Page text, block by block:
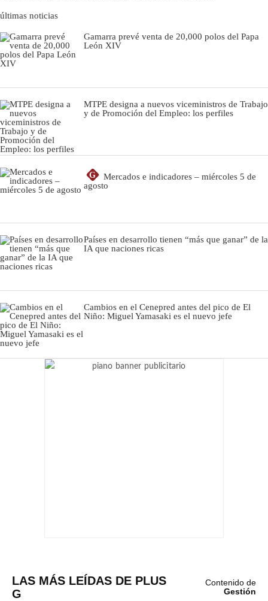
últimas noticias
Gamarra prevé venta de 20,000 polos del Papa
León XIV
MTPE designa a nuevos viceministros de Trabajo
y de Promoción del Empleo: los perfiles
G
Mercados e indicadores – miércoles 5 de
agosto
Países en desarrollo tienen “más que ganar” de la
IA que naciones ricas
Cambios en el Cenepred antes del pico de El
Niño: Miguel Yamasaki es el nuevo jefe
LAS MÁS LEÍDAS DE PLUS
G
Contenido de
Gestión